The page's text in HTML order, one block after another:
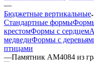
—
Бюджетные вертикальные
Стандартные формы
крестомФормы с сердцем
медведиФормы с
птицами
—Памятник AM4084 из